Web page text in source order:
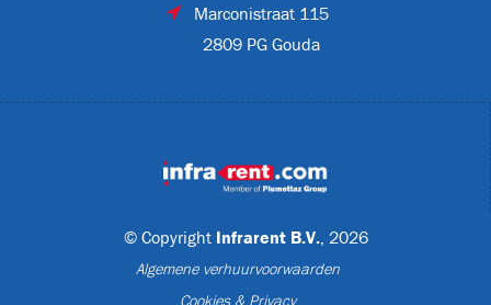
Marconistraat 115
2809 PG Gouda
© Copyright Infrarent B.V., 2026
Algemene verhuurvoorwaarden
Cookies & Privacy